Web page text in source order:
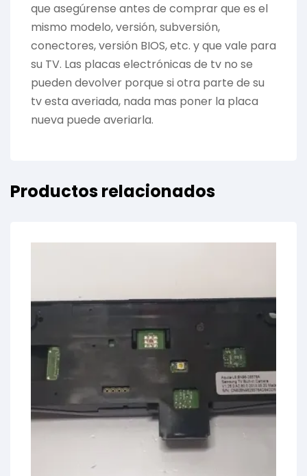
que asegúrense antes de comprar que es el
mismo modelo, versión, subversión,
conectores, versión BIOS, etc. y que vale para
su TV. Las placas electrónicas de tv no se
pueden devolver porque si otra parte de su
tv esta averiada, nada mas poner la placa
nueva puede averiarla.
Productos relacionados